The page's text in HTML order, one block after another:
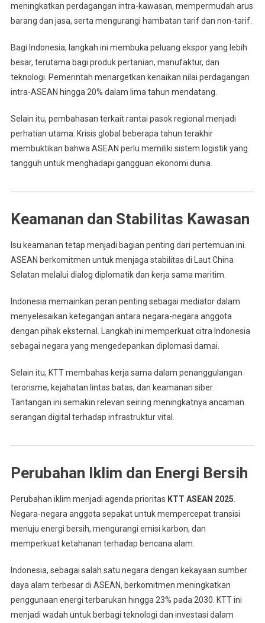
meningkatkan perdagangan intra-kawasan, mempermudah arus
barang dan jasa, serta mengurangi hambatan tarif dan non-tarif.
Bagi Indonesia, langkah ini membuka peluang ekspor yang lebih
besar, terutama bagi produk pertanian, manufaktur, dan
teknologi. Pemerintah menargetkan kenaikan nilai perdagangan
intra-ASEAN hingga 20% dalam lima tahun mendatang.
Selain itu, pembahasan terkait rantai pasok regional menjadi
perhatian utama. Krisis global beberapa tahun terakhir
membuktikan bahwa ASEAN perlu memiliki sistem logistik yang
tangguh untuk menghadapi gangguan ekonomi dunia.
Keamanan dan Stabilitas Kawasan
Isu keamanan tetap menjadi bagian penting dari pertemuan ini.
ASEAN berkomitmen untuk menjaga stabilitas di Laut China
Selatan melalui dialog diplomatik dan kerja sama maritim.
Indonesia memainkan peran penting sebagai mediator dalam
menyelesaikan ketegangan antara negara-negara anggota
dengan pihak eksternal. Langkah ini memperkuat citra Indonesia
sebagai negara yang mengedepankan diplomasi damai.
Selain itu, KTT membahas kerja sama dalam penanggulangan
terorisme, kejahatan lintas batas, dan keamanan siber.
Tantangan ini semakin relevan seiring meningkatnya ancaman
serangan digital terhadap infrastruktur vital.
Perubahan Iklim dan Energi Bersih
Perubahan iklim menjadi agenda prioritas KTT ASEAN 2025
Negara-negara anggota sepakat untuk mempercepat transisi
menuju energi bersih, mengurangi emisi karbon, dan
memperkuat ketahanan terhadap bencana alam.
Indonesia, sebagai salah satu negara dengan kekayaan sumber
daya alam terbesar di ASEAN, berkomitmen meningkatkan
penggunaan energi terbarukan hingga 23% pada 2030. KTT ini
menjadi wadah untuk berbagi teknologi dan investasi dalam